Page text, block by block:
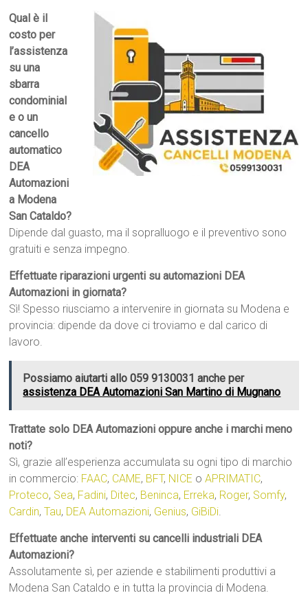
Qual è il
costo per
l’assistenza
su una
sbarra
condominial
e o un
cancello
automatico
DEA
Automazioni
a Modena
San Cataldo?
Dipende dal guasto, ma il sopralluogo e il preventivo sono
gratuiti e senza impegno.
Effettuate riparazioni urgenti su automazioni DEA
Automazioni in giornata?
Sì! Spesso riusciamo a intervenire in giornata su Modena e
provincia: dipende da dove ci troviamo e dal carico di
lavoro.
Possiamo aiutarti allo 059 9130031 anche per
assistenza DEA Automazioni San Martino di Mugnano
Trattate solo DEA Automazioni oppure anche i marchi meno
noti?
Sì, grazie all’esperienza accumulata su ogni tipo di marchio
in commercio: FAAC, CAME, BFT, NICE oAPRIMATIC,
Proteco, Sea, Fadini, Ditec, Beninca, Erreka, Roger, Somfy,
Cardin,Tau, DEA Automazioni, Genius, GiBiDi.
Effettuate anche interventi su cancelli industriali DEA
Automazioni?
Assolutamente sì, per aziende e stabilimenti produttivi a
Modena San Cataldo e in tutta la provincia di Modena.